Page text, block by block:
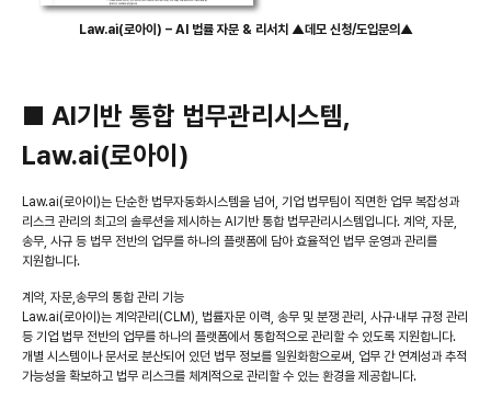
Law.ai(로아이) – AI 법률 자문 & 리서치 ▲데모 신청/도입문의▲
■ AI기반 통합 법무관리시스템,
Law.ai(로아이)
Law.ai(로아이)는 단순한 법무자동화시스템을 넘어, 기업 법무팀이 직면한 업무 복잡성과
리스크 관리의 최고의 솔루션을 제시하는 AI기반 통합 법무관리시스템입니다. 계약, 자문,
송무, 사규 등 법무 전반의 업무를 하나의 플랫폼에 담아 효율적인 법무 운영과 관리를
지원합니다.
계약, 자문,송무의 통합 관리 기능
Law.ai(로아이)는 계약관리(CLM), 법률자문 이력, 송무 및 분쟁 관리, 사규·내부 규정 관리
등 기업 법무 전반의 업무를 하나의 플랫폼에서 통합적으로 관리할 수 있도록 지원합니다.
개별 시스템이나 문서로 분산되어 있던 법무 정보를 일원화함으로써, 업무 간 연계성과 추적
가능성을 확보하고 법무 리스크를 체계적으로 관리할 수 있는 환경을 제공합니다.